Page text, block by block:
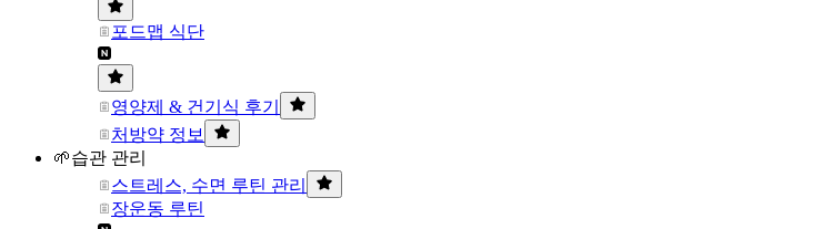
포드맵 식단
영양제 & 건기식 후기
처방약 정보
🌱습관 관리
스트레스, 수면 루틴 관리
장운동 루틴